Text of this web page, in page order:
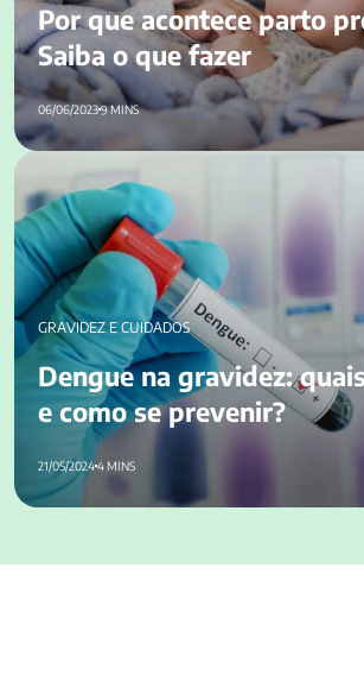
Por que acontece parto
Saiba o que fazer
06/06/20239 MINS
Dengue na gravidez: quais os riscos e
GRAVIDEZ E CUIDADOS
Dengue na gravidez:
e como se prevenir?
21/05/20244 MINS